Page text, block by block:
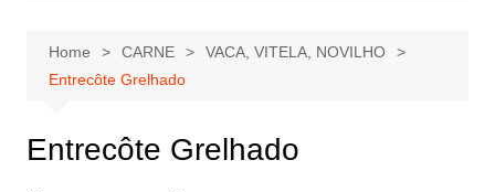
Home CARNE
VACA, VITELA, NOVILHO
Entrecôte Grelhado
Entrecôte Grelhado